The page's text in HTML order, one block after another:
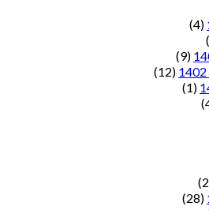
(4)
(9)
(12)
(1)
(28)